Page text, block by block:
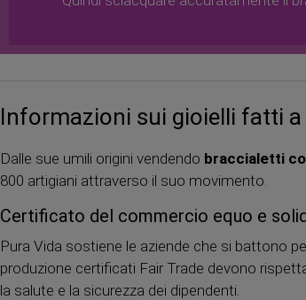
Informazioni sui gioielli fatti a
Dalle sue umili origini vendendo braccialetti
800 artigiani attraverso il suo movimento.
Certificato del commercio equo e
Pura Vida sostiene le aziende che si battono
produzione certificati Fair Trade devono
la salute e la sicurezza dei dipendenti.